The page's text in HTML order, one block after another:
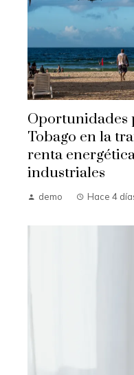
Oportunidades
Tobago en la
renta
industriales
demo Hace 4